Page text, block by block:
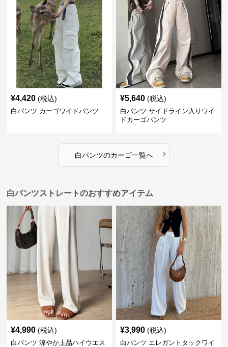
¥4,420 (税込)
白パンツ カーゴワイドパンツ
¥5,640 (税込)
白パンツ サイドライン入りワイ
ドカーゴパンツ
白パンツのカーゴ一覧へ ›
白パンツストレートのおすすめアイテム
¥4,990 (税込)
白パンツ 涼やか上品ハイウエス
¥3,990 (税込)
白パンツ エレガントタックワイ